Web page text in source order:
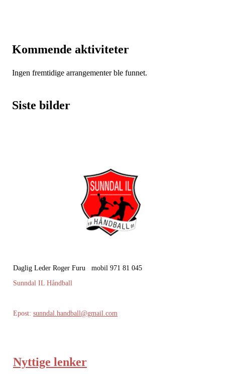
Kommende aktiviteter
Ingen fremtidige arrangementer ble funnet.
Siste bilder
Daglig Leder Roger Furu mobil 971 81 045
Sunndal IL Håndball
Epost: sunndal.handball@gmail.com
Nyttige lenker